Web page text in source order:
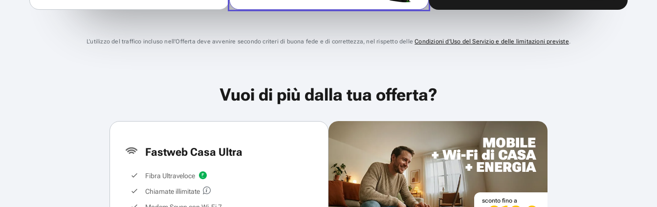
L’utilizzo del traffico incluso nell’Offerta deve avvenire secondo criteri di buona fede e di correttezza, nel rispetto delleCondizioni d’Uso del Servizio e delle limitazioni previste.
Vuoi di più dalla tua offerta?
Fastweb Casa Ultra
Fibra Ultraveloce
Chiamate illimitate
MOBILE
+ Wi-Fi di CASA
+ ENERGIA
sconto fino a